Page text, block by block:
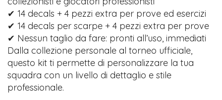
✔ 14 decals + 4 pezzi extra per prove ed esercizi
✔ 14 decals per scarpe + 4 pezzi extra per prove
✔ Nessun taglio da fare: pronti all’uso, immediati
Dalla collezione personale al torneo ufficiale,
questo kit ti permette di personalizzare la tua
squadra con un livello di dettaglio e stile
professionale.